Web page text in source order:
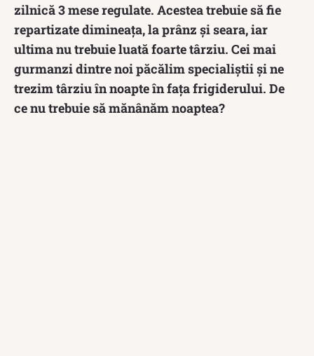
zilnică 3 mese regulate. Acestea trebuie să fie
repartizate dimineața, la prânz și seara, iar
ultima nu trebuie luată foarte târziu. Cei mai
gurmanzi dintre noi păcălim specialiștii și ne
trezim târziu în noapte în fața frigiderului. De
ce nu trebuie să mănânăm noaptea?